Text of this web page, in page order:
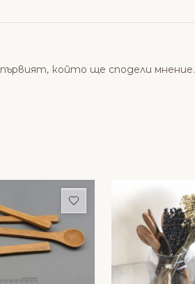
който ще сподели мнение.
Добави в любими